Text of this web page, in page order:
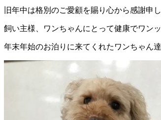
旧年中は格別のご愛顧を賜り心から感謝申
飼い主様、ワンちゃんにとって健康でワン
年末年始のお泊りに来てくれたワンちゃん